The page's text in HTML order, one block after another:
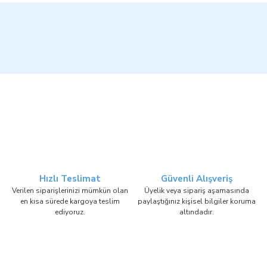
Hızlı Teslimat
Verilen siparişlerinizi mümkün olan
en kısa sürede kargoya teslim
ediyoruz.
Güvenli Alışveriş
Üyelik veya sipariş aşamasında
paylaştığınız kişisel bilgiler koruma
altındadır.